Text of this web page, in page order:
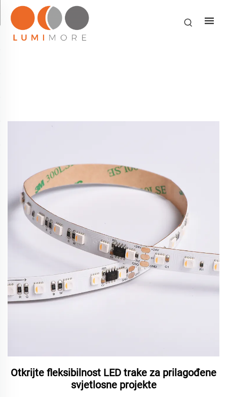
Otkrijte fleksibilnost LED trake za prilagođene
svjetlosne projekte